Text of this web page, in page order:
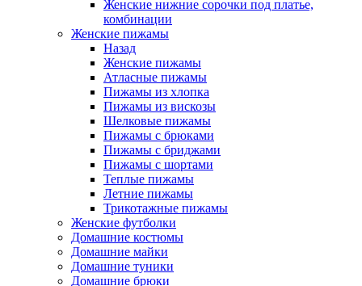
Женские нижние сорочки под платье,
комбинации
Женские пижамы
Назад
Женские пижамы
Атласные пижамы
Пижамы из хлопка
Пижамы из вискозы
Шелковые пижамы
Пижамы с брюками
Пижамы с бриджами
Пижамы с шортами
Теплые пижамы
Летние пижамы
Трикотажные пижамы
Женские футболки
Домашние костюмы
Домашние майки
Домашние туники
Домашние брюки